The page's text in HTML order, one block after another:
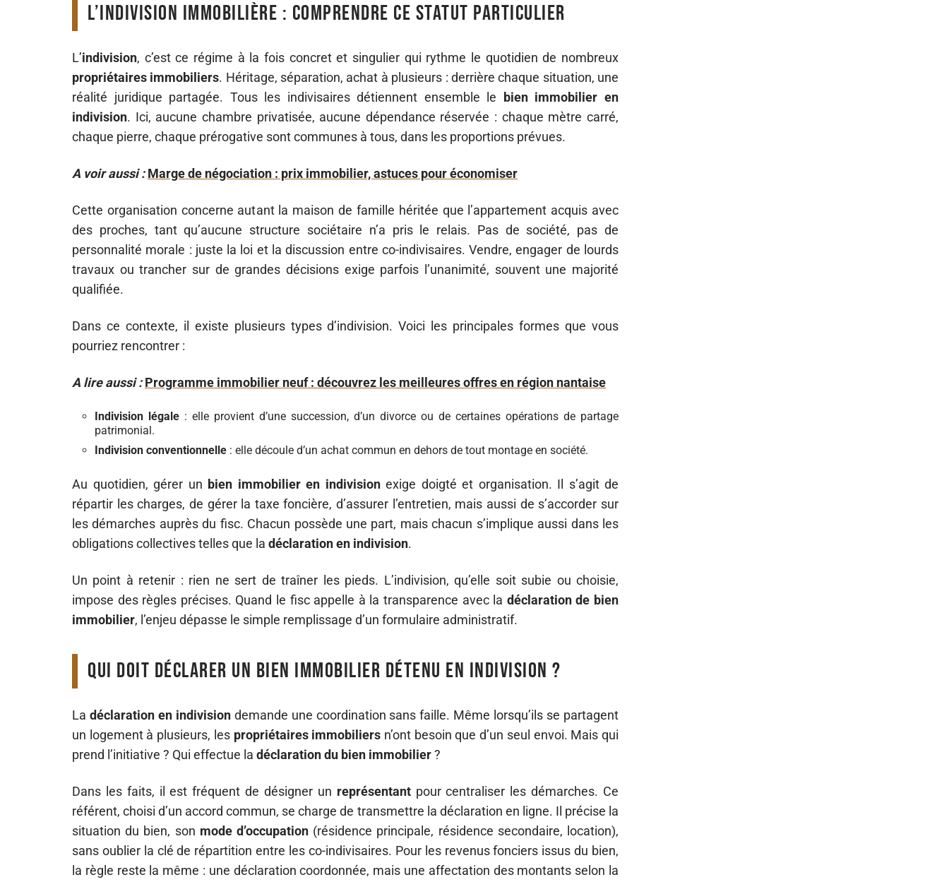
L’indivision immobilière : comprendre ce statut particulier
L’indivision, c’est ce régime à la fois concret et singulier qui rythme le quotidien de nombreux
propriétaires immobiliers. Héritage, séparation, achat à plusieurs : derrière chaque situation, une
réalité juridique partagée. Tous les indivisaires détiennent ensemble le
bien immobilier en
indivision. Ici, aucune chambre privatisée, aucune dépendance réservée : chaque mètre carré,
chaque pierre, chaque prérogative sont communes à tous, dans les proportions prévues.
A voir aussi : Marge de négociation : prix immobilier, astuces pour économiser
Cette organisation concerne autant la maison de famille héritée que l’appartement acquis avec
des proches, tant qu’aucune structure sociétaire n’a pris le relais. Pas de société, pas de
personnalité morale : juste la loi et la discussion entre co-indivisaires. Vendre, engager de lourds
travaux ou trancher sur de grandes décisions exige parfois l’unanimité, souvent une majorité
qualifiée.
Dans ce contexte, il existe plusieurs types d’indivision. Voici les principales formes que vous
pourriez rencontrer :
A lire aussi : Programme immobilier neuf : découvrez les meilleures offres en région nantaise
Indivision légale : elle provient d’une succession, d’un divorce ou de certaines opérations de partage
patrimonial.
Indivision conventionnelle : elle découle d’un achat commun en dehors de tout montage en société.
Au quotidien, gérer un bien immobilier en indivisionexige doigté et organisation. Il s’agit de
répartir les charges, de gérer la taxe foncière, d’assurer l’entretien, mais aussi de s’accorder sur
les démarches auprès du fisc. Chacun possède une part, mais chacun s’implique aussi dans les
obligations collectives telles que la déclaration en indivision.
Un point à retenir : rien ne sert de traîner les pieds. L’indivision, qu’elle soit subie ou choisie,
impose des règles précises. Quand le fisc appelle à la transparence avec la déclaration de bien
immobilier, l’enjeu dépasse le simple remplissage d’un formulaire administratif.
Qui doit déclarer un bien immobilier détenu en indivision ?
La déclaration en indivisiondemande une coordination sans faille. Même lorsqu’ils se partagent
un logement à plusieurs, les propriétaires immobiliers n’ont besoin que d’un seul envoi. Mais qui
prend l’initiative ? Qui effectue la déclaration du bien immobilier?
Dans les faits, il est fréquent de désigner un représentantpour centraliser les démarches. Ce
référent, choisi d’un accord commun, se charge de transmettre la déclaration en ligne. Il précise la
situation du bien, son mode d’occupation (résidence principale, résidence secondaire, location),
sans oublier la clé de répartition entre les co-indivisaires. Pour les revenus fonciers issus du bien,
la règle reste la même : une déclaration coordonnée, mais une affectation des montants selon la